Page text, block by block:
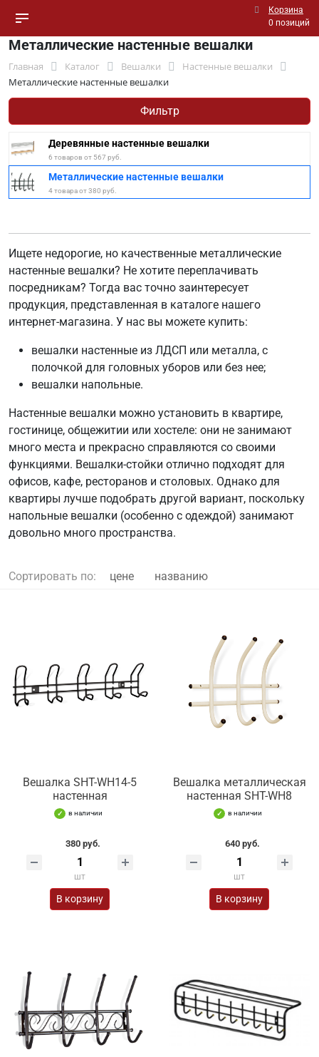
Корзина
0 позиций
Металлические настенные вешалки
Главная Каталог Вешалки
Настенные вешалки
Металлические настенные вешалки
Фильтр
Деревянные настенные вешалки
6 товаров от 567 руб.
Металлические настенные вешалки
4 товара от 380 руб.
Ищете недорогие, но качественные металлические
настенные вешалки? Не хотите переплачивать
посредникам? Тогда вас точно заинтересует
продукция, представленная в каталоге нашего
интернет-магазина. У нас вы можете купить:
вешалки настенные из ЛДСП или металла, с
полочкой для головных уборов или без нее;
вешалки напольные.
Настенные вешалки можно установить в квартире,
гостинице, общежитии или хостеле: они не занимают
много места и прекрасно справляются со своими
функциями. Вешалки-стойки отлично подходят для
офисов, кафе, ресторанов и столовых. Однако для
квартиры лучше подобрать другой вариант, поскольку
напольные вешалки (особенно с одеждой) занимают
довольно много пространства.
Сортировать по: цене названию
Вешалка SHT-WH14-5
настенная
в наличии
380 руб.
шт
В корзину
Вешалка металлическая
настенная SHT-WH8
в наличии
640 руб.
шт
В корзину